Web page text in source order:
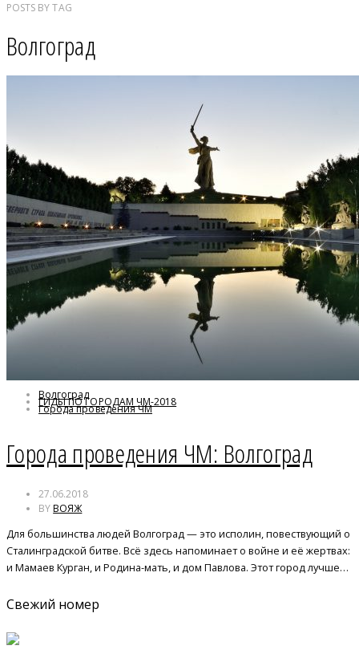
POSTS BYTAG
Волгоград
ГИДЫ ПО ГОРОДАМ ЧМ-2018
Волгоград
Города проведения ЧМ
Города проведения ЧМ: Волгоград
27.06.2018
BYВОЯЖ
Для большинства людей Волгоград — это исполин, повествующий о
Сталинградской битве. Всё здесь напоминает о войне и её жертвах:
и Мамаев Курган, и Родина-мать, и дом Павлова. Этот город лучше…
Свежий номер